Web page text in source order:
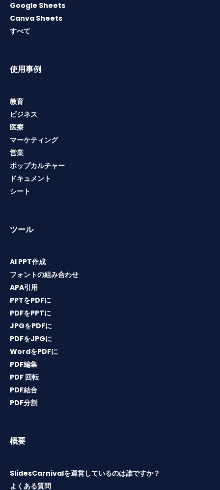
Google Sheets
Canva Sheets
すべて
使用事例
教育
ビジネス
医療
マーケティング
営業
ポップカルチャー
ドキュメント
シート
ツール
AI PPT作成
フォントの組み合わせ
APA引用
PPTをPDFに
PDFをPPTに
JPGをPDFに
PDFをJPGに
WordをPDFに
PDF編集
PDF 回転
PDF結合
PDF分割
概要
SlidesCarnivalを運営しているのは誰ですか？
よくある質問